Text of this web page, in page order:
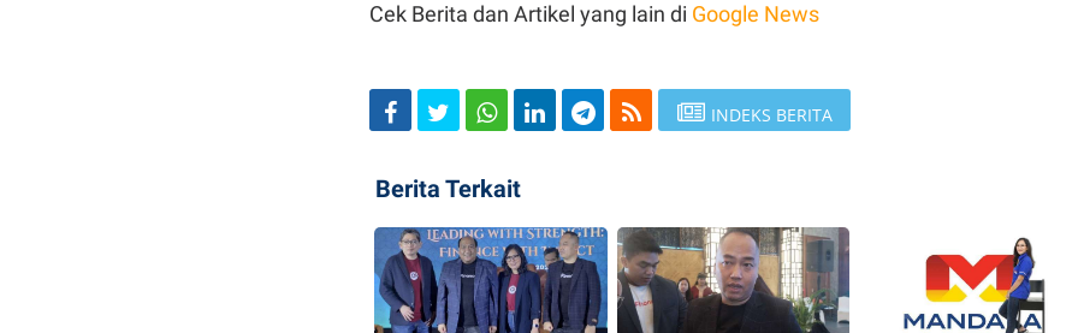
Cek Berita dan Artikel yang lain di Google News
INDEKS BERITA
Berita Terkait